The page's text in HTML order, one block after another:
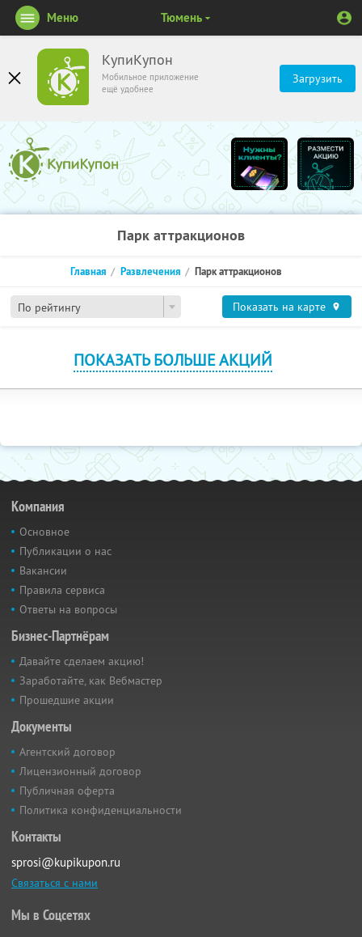
КупиКупон
Мобильное приложение
ещё удобнее
Загрузить
Меню Тюмень
Парк аттракционов
По рейтингу
Главная Развлечения Парк аттракционов
Показать на карте
ПОКАЗАТЬ БОЛЬШЕ АКЦИЙ
Компания
Основное
Публикации о нас
Вакансии
Правила сервиса
Ответы на вопросы
Бизнес-Партнёрам
Давайте сделаем акцию!
Заработайте, как Вебмастер
Прошедшие акции
Документы
Агентский договор
Лицензионный договор
Публичная оферта
Политика конфиденциальности
Контакты
sprosi@kupikupon.ru
Связаться с нами
Мы в Соцсетях